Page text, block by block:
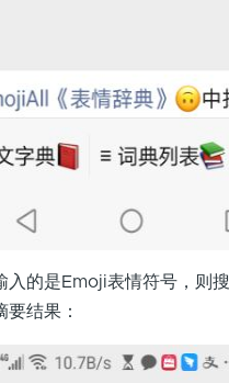
的是Emoji表情符号，则
要结果：